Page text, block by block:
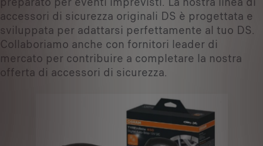
accessori di sicurezza originali DS è progettata e
sviluppata per adattarsi perfettamente al tuo DS.
Collaboriamo anche con fornitori leader di
mercato per contribuire a completare la nostra
offerta di accessori di sicurezza.